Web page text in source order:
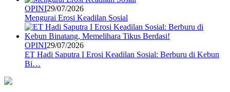
OPINI29/07/2026
Mengurai Erosi Keadilan Sosial
OPINI29/07/2026
ET Hadi Saputra I Erosi Keadilan Sosial: Berburu di Kebun
Bi…